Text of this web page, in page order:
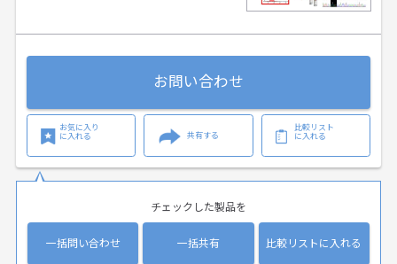
お問い合わせ
お気に入り
に入れる
共有する
比較リスト
に入れる
チェックした製品を
一括問い合わせ 一括共有 比較リストに入れる